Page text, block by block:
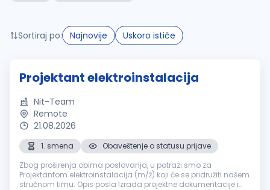
Sortiraj po: Najnovije Uskoro ističe
Projektant elektroinstalacija
Nit-Team
Remote
21.08.2026
1. smena
Obaveštenje o statusu prijave
Zbog proširenja obima poslovanja, u potrazi smo za
Projektantom elektroinstalacija (m/ž) koji će se pridružiti našem
stručnom timu. Opis posla Izrada projektne dokumentacije i